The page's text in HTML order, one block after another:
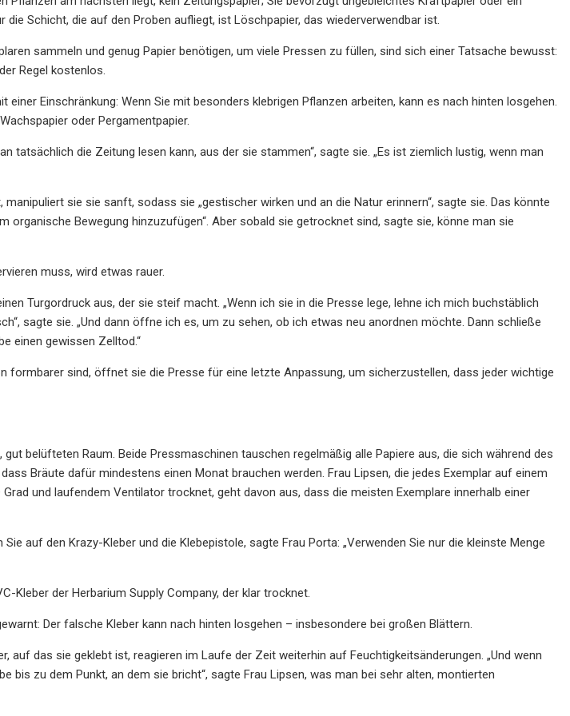
die Schicht, die auf den Proben aufliegt, ist Löschpapier, das wiederverwendbar ist.
sammeln und genug Papier benötigen, um viele Pressen zu füllen, sind sich einer Tatsache bewusst:
Regel kostenlos.
einer Einschränkung: Wenn Sie mit besonders klebrigen Pflanzen arbeiten, kann es nach hinten losgehen.
oder Pergamentpapier.
tatsächlich die Zeitung lesen kann, aus der sie stammen“, sagte sie. „Es ist ziemlich lustig, wenn man
sie sie sanft, sodass sie „gestischer wirken und an die Natur erinnern“, sagte sie. Das könnte
organische Bewegung hinzuzufügen“. Aber sobald sie getrocknet sind, sagte sie, könne man sie
muss, wird etwas rauer.
Turgordruck aus, der sie steif macht. „Wenn ich sie in die Presse lege, lehne ich mich buchstäblich
sagte sie. „Und dann öffne ich es, um zu sehen, ob ich etwas neu anordnen möchte. Dann schließe
einen gewissen Zelltod.“
formbarer sind, öffnet sie die Presse für eine letzte Anpassung, um sicherzustellen, dass jeder wichtige
belüfteten Raum. Beide Pressmaschinen tauschen regelmäßig alle Papiere aus, die sich während des
Bräute dafür mindestens einen Monat brauchen werden. Frau Lipsen, die jedes Exemplar auf einem
und laufendem Ventilator trocknet, geht davon aus, dass die meisten Exemplare innerhalb einer
auf den Krazy-Kleber und die Klebepistole, sagte Frau Porta: „Verwenden Sie nur die kleinste Menge
Kleber der Herbarium Supply Company, der klar trocknet.
Der falsche Kleber kann nach hinten losgehen – insbesondere bei großen Blättern.
auf das sie geklebt ist, reagieren im Laufe der Zeit weiterhin auf Feuchtigkeitsänderungen. „Und wenn
bis zu dem Punkt, an dem sie bricht“, sagte Frau Lipsen, was man bei sehr alten, montierten